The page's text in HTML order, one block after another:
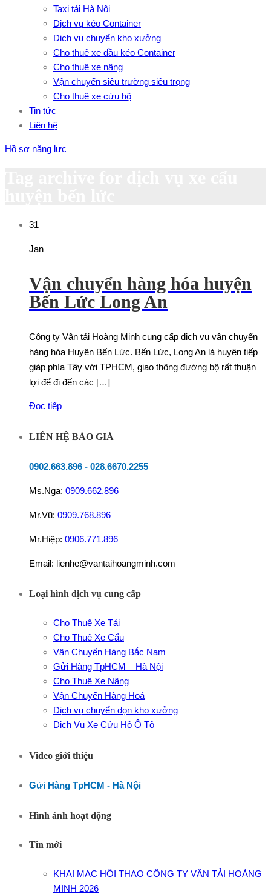
Taxi tải Hà Nội
Dịch vụ kéo Container
Dịch vụ chuyển kho xưởng
Cho thuê xe đầu kéo Container
Cho thuê xe nâng
Vận chuyển siêu trường siêu trọng
Cho thuê xe cứu hộ
Tin tức
Liên hệ
Hồ sơ năng lực
31
Jan
Vận chuyển hàng hóa huyện
Bến Lức Long An
Công ty Vận tải Hoàng Minh cung cấp dịch vụ vận chuyển
hàng hóa Huyện Bến Lức. Bến Lức, Long An là huyện tiếp
giáp phía Tây với TPHCM, giao thông đường bộ rất thuận
lợi để đi đến các […]
Đọc tiếp
LIÊN HỆ BÁO GIÁ
0902.663.896 - 028.6670.2255
Ms.Nga: 0909.662.896
Mr.Vũ: 0909.768.896
Mr.Hiệp: 0906.771.896
Email: lienhe@vantaihoangminh.com
Loại hình dịch vụ cung cấp
Cho Thuê Xe Tải
Cho Thuê Xe Cẩu
Vận Chuyển Hàng Bắc Nam
Gửi Hàng TpHCM – Hà Nội
Cho Thuê Xe Nâng
Vận Chuyển Hàng Hoá
Dịch vụ chuyển dọn kho xưởng
Dịch Vụ Xe Cứu Hộ Ô Tô
Video giới thiệu
Gửi Hàng TpHCM - Hà Nội
Hình ảnh hoạt động
Tin mới
KHAI MẠC HỘI THAO CÔNG TY VẬN TẢI HOÀNG
MINH 2026